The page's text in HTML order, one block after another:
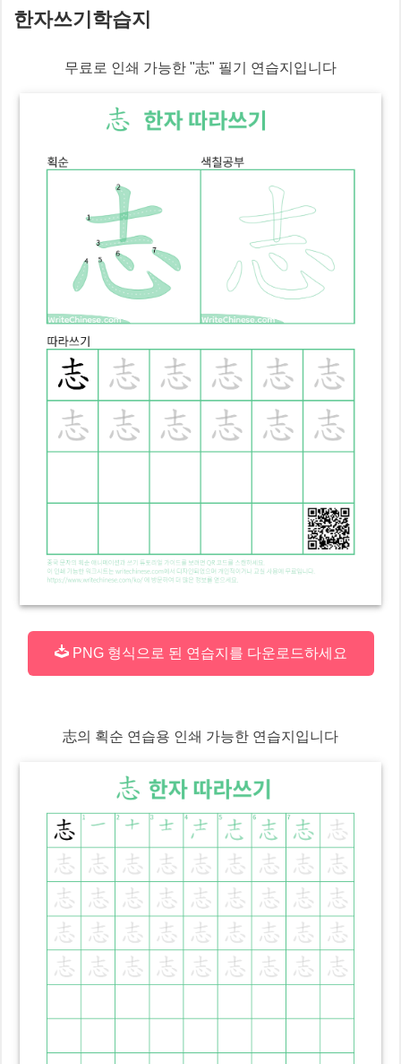
한자쓰기학습지
무료로 인쇄 가능한 "志" 필기 연습지입니다
PNG 형식으로 된 연습지를 다운로드하세요
志의 획순 연습용 인쇄 가능한 연습지입니다